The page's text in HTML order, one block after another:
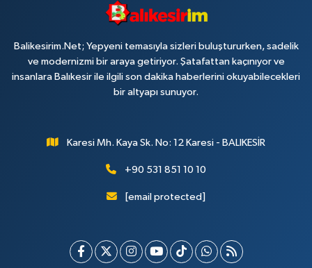
Balikesirim.Net; Yepyeni temasıyla sizleri buluştururken, sadelik
ve modernizmi bir araya getiriyor. Şatafattan kaçınıyor ve
insanlara Balıkesir ile ilgili son dakika haberlerini okuyabilecekleri
bir altyapı sunuyor.
Karesi Mh. Kaya Sk. No: 12 Karesi - BALIKESİR
+90 531 851 10 10
[email protected]